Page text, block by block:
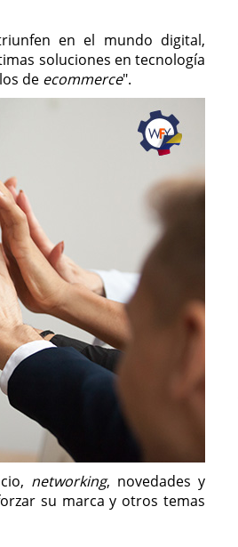
en el mundo digital,
soluciones en tecnología
de ecommerce".
networking, novedades y
su marca y otros temas